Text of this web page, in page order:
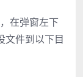
在弹窗左下
文件到以下目